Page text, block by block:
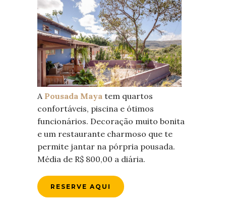
A Pousada Maya tem quartos
confortáveis, piscina e ótimos
funcionários. Decoração muito bonita
e um restaurante charmoso que te
permite jantar na pórpria pousada.
Média de R$ 800,00 a diária.
RESERVE AQUI